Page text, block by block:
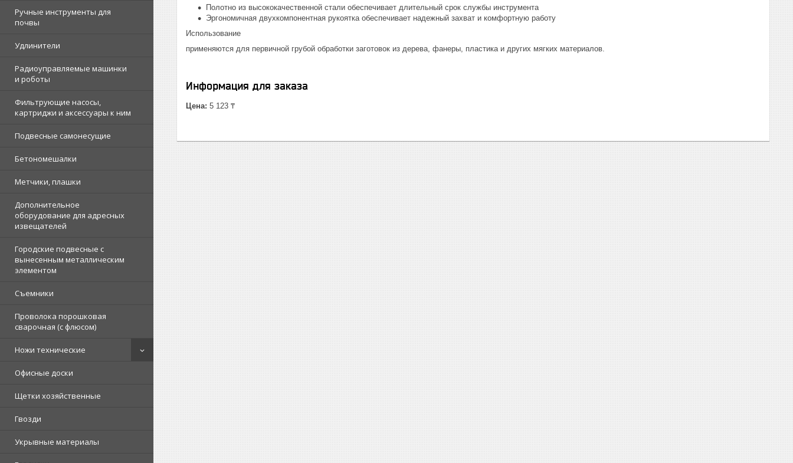
Ручные инструменты для
почвы
Удлинители
Радиоуправляемые машинки
и роботы
Фильтрующие насосы,
картриджи и аксессуары к ним
Подвесные самонесущие
Бетономешалки
Метчики, плашки
Дополнительное
оборудование для адресных
извещателей
Городские подвесные с
вынесенным металлическим
элементом
Съемники
Проволока порошковая
сварочная (с флюсом)
Ножи технические
Офисные доски
Щетки хозяйственные
Гвозди
Укрывные материалы
Полотно из высококачественной стали обеспечивает длительный срок службы инструмента
Эргономичная двухкомпонентная рукоятка обеспечивает надежный захват и комфортную работу
Использование
применяются для первичной грубой обработки заготовок из дерева, фанеры, пластика и других мягких материалов.
Информация для заказа
Цена: 5 123 ₸